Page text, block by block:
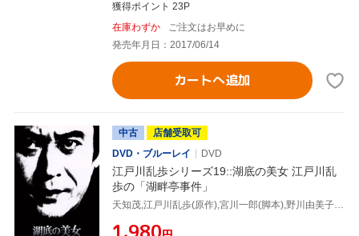
獲得ポイント 23P
在庫わずか
ご注文はお早めに
発売年月日：2017/06/14
カートへ追加
中古
店舗受取可
DVD・ブルーレイ
DVD
江戸川乱歩シリーズ19::湖底の美女 江戸川乱
歩の「湖畔亭事件」
天知茂,江戸川乱歩(原作),宮川一郎(脚本),野川由美子,松原千明